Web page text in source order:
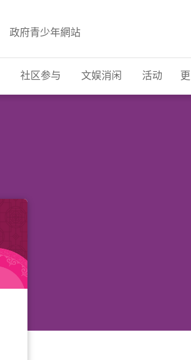
政府青少年網站
社区参与 文娱消闲 活动